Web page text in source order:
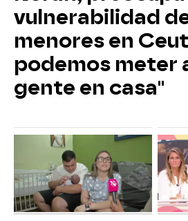
vulnerabilidad
menores en
podemos meter
gente en casa"